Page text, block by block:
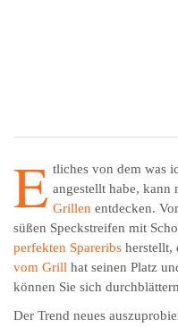
E tliches von dem was
angestellt habe,
Grillen entdecken.
süßen Speckstreifen mit
perfekten Spareribs herstellt,
vom Grill hat seinen Platz
können Sie sich
Der Trend neues